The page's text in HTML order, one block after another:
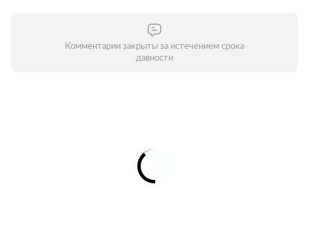
Комментарии закрыты за истечением срока
давности